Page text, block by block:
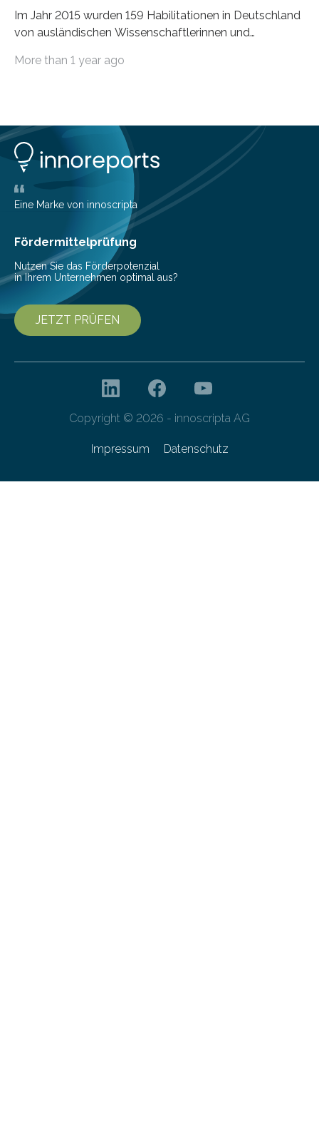
Im Jahr 2015 wurden 159 Habilitationen in Deutschland
von ausländischen Wissenschaftlerinnen und
More than 1 year ago
Eine Marke von innoscripta
Fördermittelprüfung
Nutzen Sie das Förderpotenzial
in Ihrem Unternehmen optimal aus?
JETZT PRÜFEN
Copyright © 2026 - innoscripta AG
Impressum Datenschutz